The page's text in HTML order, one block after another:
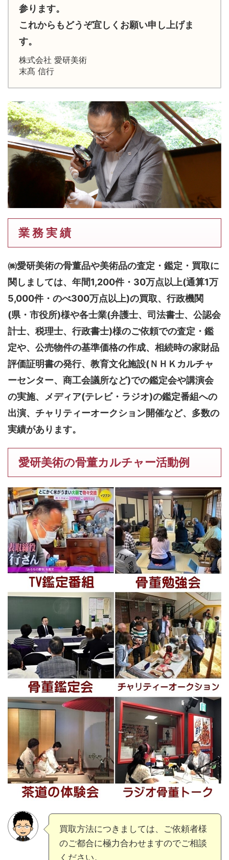
参ります。
これからもどうぞ宜しくお願い申し上げま
す。
株式会社 愛研美術
末髙 信行
業 務 実 績
㈱愛研美術の骨董品や美術品の査定・鑑定・買取に
関しましては、 年間1,200件・30万点以上(通算1万
5,000件・のべ300万点以上)の買取、行政機関
(県・市役所)様や各士業(弁護士、司法書士、公認会
計士、税理士、行政書士)様のご依頼での査定・鑑
定や、公売物件の基準価格の作成、相続時の家財品
評価証明書の発行、教育文化施設(ＮＨＫカルチャ
ーセンター、商工会議所など)での鑑定会や講演会
の実施、メディア(テレビ・ラジオ)の鑑定番組への
出演、チャリティーオークション開催など、多数の
実績があります。
愛研美術の骨董カルチャー活動例
買取方法につきましては、ご依頼者様
のご都合に極力合わせますのでご相談
ください。